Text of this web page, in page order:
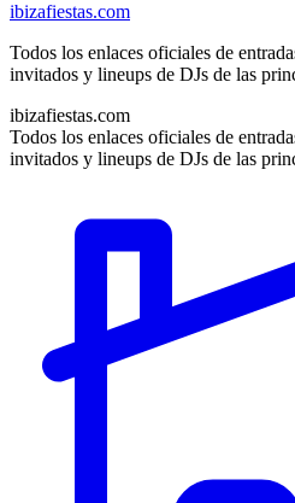
ibizafiestas.com
Todos los enlaces oficiales de
invitados y lineups de DJs de las
ibizafiestas.com
Todos los enlaces oficiales de
invitados y lineups de DJs de las